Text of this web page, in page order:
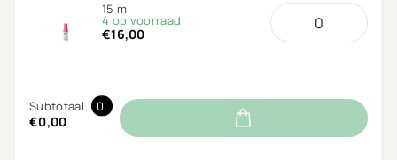
15 ml
4 op voorraad
€16,00
Subtotaal 0
€0,00